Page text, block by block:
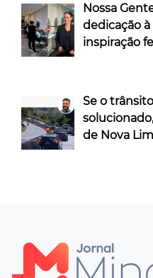
Nossa
dedicação
inspiração
Se o
de Nova